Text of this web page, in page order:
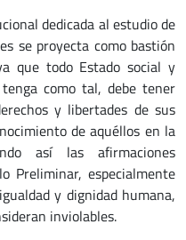
dedicada al estudio de
se proyecta como bastión
que todo Estado social y
como tal, debe tener
y libertades de sus
de aquéllos en la
así las afirmaciones
Preliminar, especialmente
y dignidad humana,
inviolables.